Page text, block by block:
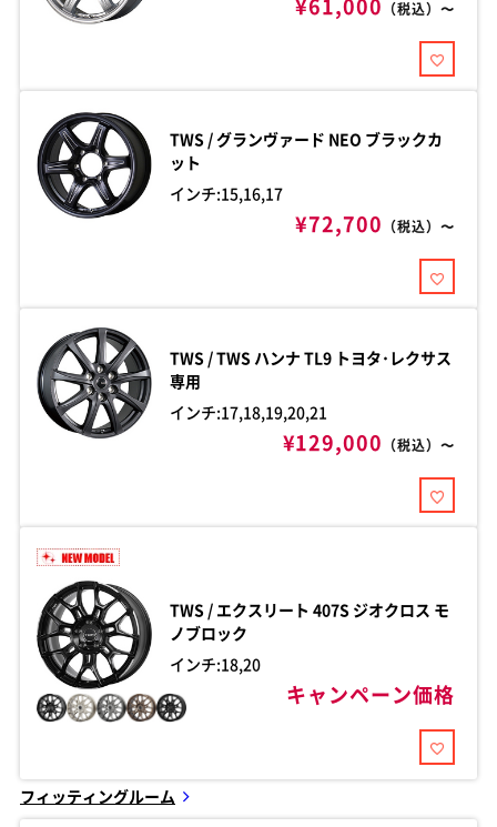
（税込）〜
TWS / グランヴァード NEO ブラックカ
ット
インチ:15,16,17
¥72,700 （税込）〜
TWS / TWS ハンナ TL9 トヨタ･レクサス
専用
インチ:17,18,19,20,21
¥129,000 （税込）〜
TWS / エクスリート 407S ジオクロス モ
ノブロック
インチ:18,20
キャンペーン価格
フィッティングルーム